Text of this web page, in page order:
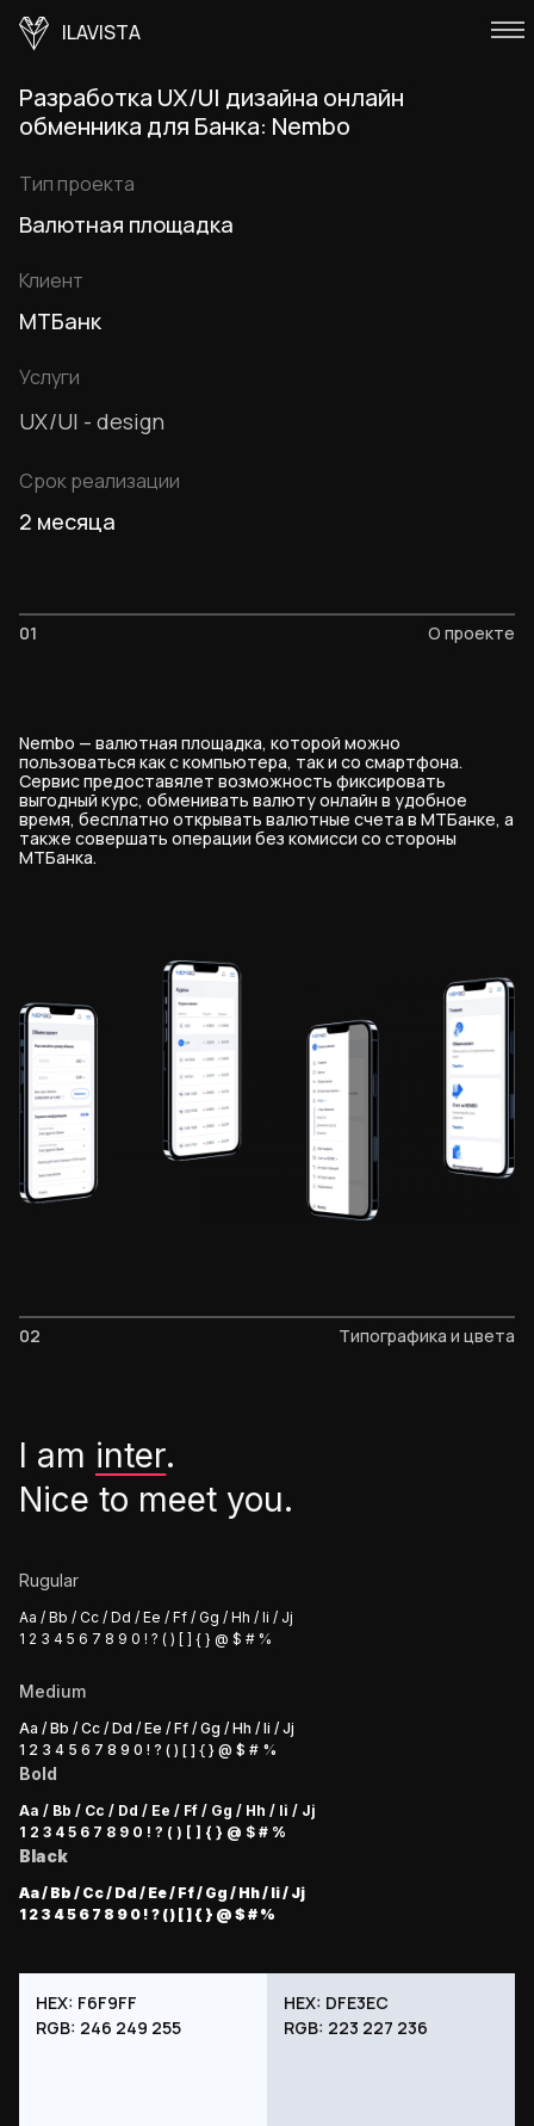
ILAVISTA
Разработка UX/UI дизайна онлайн
обменника для Банка: Nembo
Тип проекта
Валютная площадка
Клиент
MTБанк
Услуги
UX/UI - design
Срок реализации
2 месяца
01 О проекте
Nembo — валютная площадка, которой можно
пользоваться как с компьютера, так и со смартфона.
Сервис предоставялет возможность фиксировать
выгодный курс, обменивать валюту онлайн в удобное
время, бесплатно открывать валютные счета в МТБанке, а
также совершать операции без комисси со стороны
МТБанка.
02 Типографика и цвета
I am inter.
Nice to meet you.
Rugular
Aa / Bb / Cc / Dd / Ee / Ff / Gg / Hh / Ii / Jj
1 2 3 4 5 6 7 8 9 0 ! ? ( ) [ ] { } @ $ # %
Medium
Aa / Bb / Cc / Dd / Ee / Ff / Gg / Hh / Ii / Jj
1 2 3 4 5 6 7 8 9 0 ! ? ( ) [ ] { } @ $ # %
Bold
Aa / Bb / Cc / Dd / Ee / Ff / Gg / Hh / Ii / Jj
1 2 3 4 5 6 7 8 9 0 ! ? ( ) [ ] { } @ $ # %
Black
Aa / Bb / Cc / Dd / Ee / Ff / Gg / Hh / Ii / Jj
1 2 3 4 5 6 7 8 9 0 ! ? ( ) [ ] { } @ $ # %
HEX: F6F9FF
RGB: 246 249 255
HEX: DFE3EC
RGB: 223 227 236